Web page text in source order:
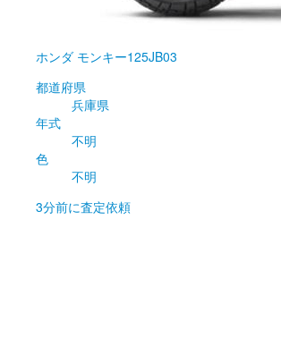
ホンダ モンキー125JB03
都道府県
兵庫県
年式
不明
色
不明
3分前に査定依頼